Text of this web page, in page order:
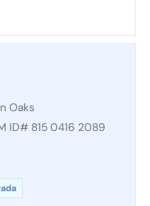
Oaks
ID# 815 0416 2089